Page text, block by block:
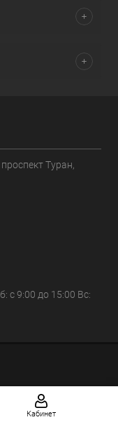
Туран,
с 9:00 до 15:00 Вс:
Кабинет